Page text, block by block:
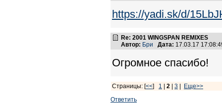
https://yadi.sk/d/
Re: 2001 WINGSPAN REMIXES
Автор: Бри Дата: 17.03.17
Огромное спасибо!
Страницы: [<<] 1 2 3
Еще>>
Ответить